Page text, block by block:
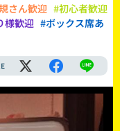
さん歓迎 #初心者歓迎
様歓迎 #ボックス席あ